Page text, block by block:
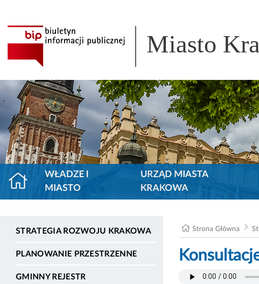
Miasto
WŁADZE I
MIASTO
URZĄD MIASTA
KRAKOWA
STRATEGIA ROZWOJU KRAKOWA
PLANOWANIE PRZESTRZENNE
GMINNY REJESTR
Strona Główna